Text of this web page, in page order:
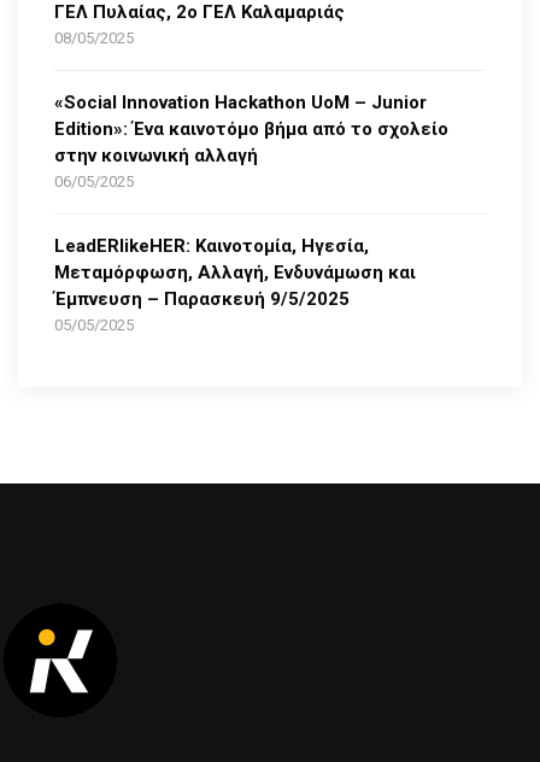
ΓΕΛ Πυλαίας, 2ο ΓΕΛ Καλαμαριάς
08/05/2025
«Social Innovation Hackathon UoM – Junior
Edition»: Ένα καινοτόμο βήμα από το σχολείο
στην κοινωνική αλλαγή
06/05/2025
LeadERlikeHER: Καινοτομία, Ηγεσία,
Μεταμόρφωση, Αλλαγή, Ενδυνάμωση και
Έμπνευση – Παρασκευή 9/5/2025
05/05/2025